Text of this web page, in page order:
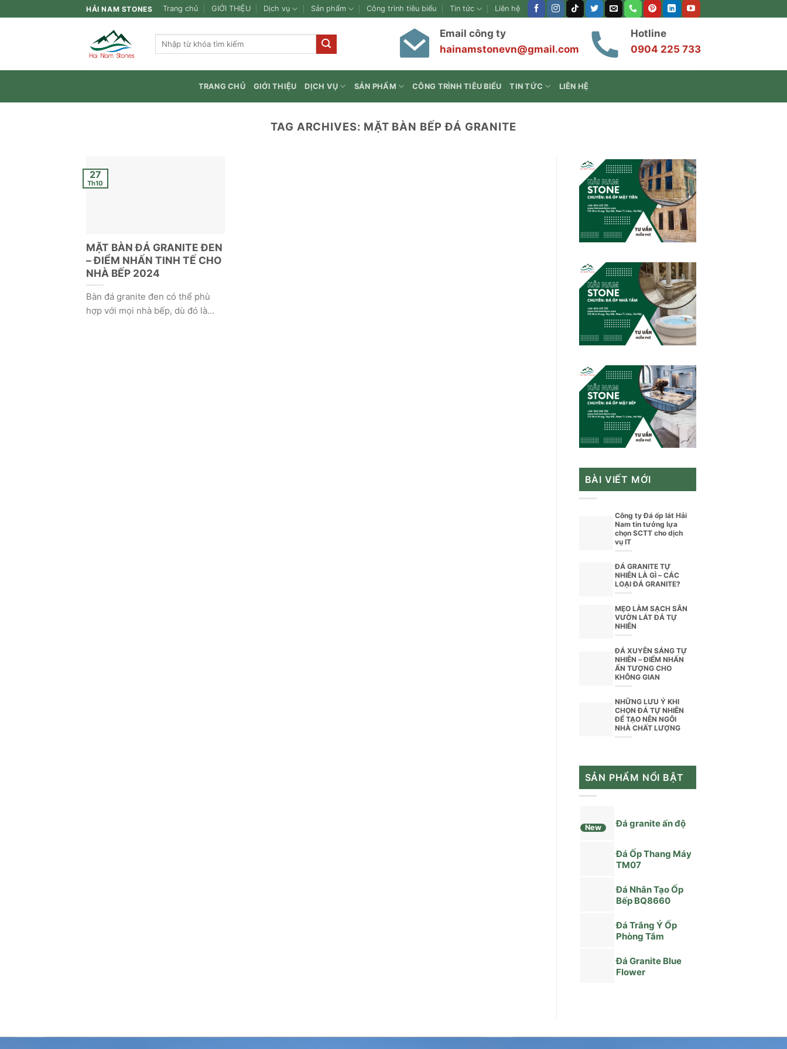
to
HẢI NAM STONES Trang chủ GIỚI THIỆU Dịch vụ Sản phẩm Công trình tiêu biểu Tin tức Liên hệ
Tìm
Email công ty
hainamstonevn@gmail.com
Hotline
0904 225 733
TRANG CHỦ GIỚI THIỆU DỊCH VỤ SẢN PHẨM CÔNG TRÌNH TIÊU BIỂU TIN TỨC LIÊN HỆ
TAG ARCHIVES: MẶT BÀN BẾP ĐÁ GRANITE
MẶT BÀN ĐÁ GRANITE ĐEN
– ĐIỂM NHẤN TINH TẾ CHO
NHÀ BẾP 2024
Bàn đá granite đen có thể phù
hợp với mọi nhà bếp, dù đó là...
27
Th10
BÀI VIẾT MỚI
Công ty Đá ốp lát Hải
Nam tin tưởng lựa
chọn SCTT cho dịch
vụ IT
ĐÁ GRANITE TỰ
NHIÊN LÀ GÌ – CÁC
LOẠI ĐÁ GRANITE?
MẸO LÀM SẠCH SÂN
VƯỜN LÁT ĐÁ TỰ
NHIÊN
ĐÁ XUYÊN SÁNG TỰ
NHIÊN – ĐIỂM NHẤN
ẤN TƯỢNG CHO
KHÔNG GIAN
NHỮNG LƯU Ý KHI
CHỌN ĐÁ TỰ NHIÊN
ĐỂ TẠO NÊN NGÔI
NHÀ CHẤT LƯỢNG
SẢN PHẨM NỔI BẬT
New Đá granite ấn độ
Đá Ốp Thang Máy
TM07
Đá Nhân Tạo Ốp
Bếp BQ8660
Đá Trắng Ý Ốp
Phòng Tắm
Đá Granite Blue
Flower